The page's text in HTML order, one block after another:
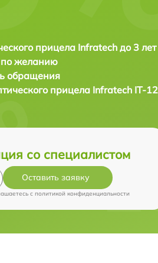
прицела Infratech до 3 лет
по желанию
обращения
прицела Infratech IT-
со специалистом
Оставить заявку
c политикой конфиденциальности